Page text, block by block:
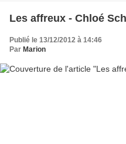
Les affreux - Chloé
Publié le 13/12/2012 à 14:46
Par Marion